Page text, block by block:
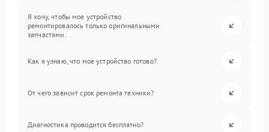
Я хочу, чтобы мое устройство
ремонтировалось только оригинальными
запчастями.
Как я узнаю, что мое устройство готово?
От чего зависит срок ремонта техники?
Диагностика проводится бесплатно?